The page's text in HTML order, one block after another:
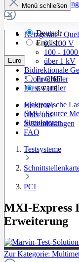
Zur Kategorie:
Netzgeräte /
0 - 100 V
100 -
über 1 kV
Bidirektionale
Stromverteiler
Messwandler
Elektronische
SMU/ Source
Simulatoren
Zur Kategorie:
Menü schließen
Deutsch
English
Euro
FrCHF
€EUR
Hersteller
Über uns
Systemlösungen
FAQ
Testsysteme
PCI
MXI-Express
Erweiterung